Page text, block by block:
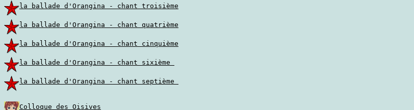
la ballade d'Orangina - chant troisième
la ballade d'Orangina - chant quatrième
la ballade d'Orangina - chant cinquième
la ballade d'Orangina - chant sixième
la ballade d'Orangina - chant septième
Colloque des Oisives